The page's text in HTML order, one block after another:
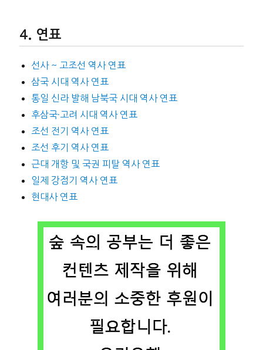
연표
선사 ~ 고조선 역사 연표
삼국 시대 역사 연표
통일 신라 발해 남북국 시대 역사 연표
후삼국·고려 시대 역사 연표
조선 전기 역사 연표
조선 후기 역사 연표
근대 개항 및 국권 피탈 역사 연표
일제 강점기 역사 연표
현대사 연표